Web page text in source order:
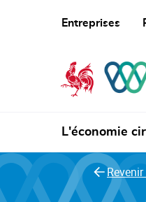
Entreprises
L'économie